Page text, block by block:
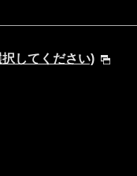
してください)